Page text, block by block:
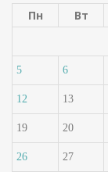
Пн
Вт
5 6
12 13
19 20
26 27